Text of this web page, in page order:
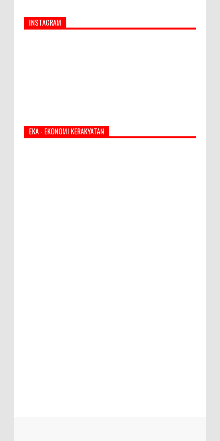
INSTAGRAM
EKA - EKONOMI KERAKYATAN